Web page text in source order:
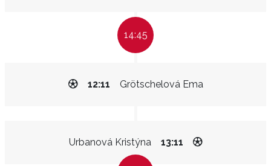
14:45
Grötschelová Ema
12:11
Urbanová Kristýna 13:11